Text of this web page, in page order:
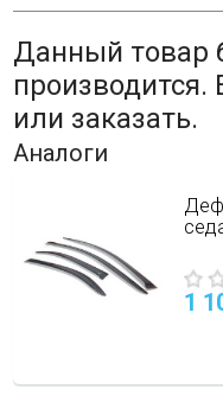
Данный товар
производится.
или заказать.
Аналоги
1